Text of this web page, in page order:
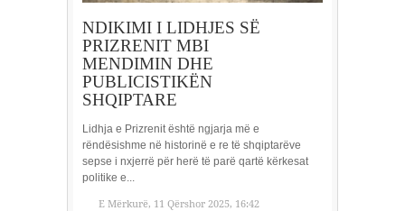
NDIKIMI I LIDHJES SË
PRIZRENIT MBI
MENDIMIN DHE
PUBLICISTIKËN
SHQIPTARE
Lidhja e Prizrenit është ngjarja më e
rëndësishme në historinë e re të shqiptarëve
sepse i nxjerrë për herë të parë qartë kërkesat
politike e...
E Mërkurë, 11 Qërshor 2025, 16:42